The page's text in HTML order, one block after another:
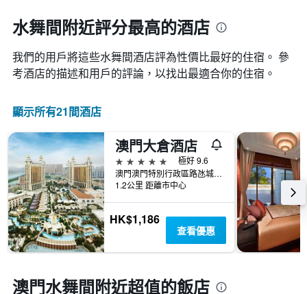
水舞間附近評分最高的酒店
我們的用戶將這些水舞間酒店評為性價比最好的住宿。 參
考酒店的描述和用戶的評論，以找出最適合你的住宿。
顯示所有21間酒店
澳門大倉酒店
5星級
極好 9.6
澳門澳門特別行政區路氹城區的澳門銀河渡假城內
1.2公里 距離市中心
HK$1,186
查看優惠
澳門水舞間附近超值的飯店